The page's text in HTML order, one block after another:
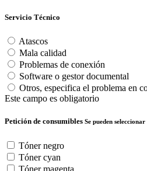
Servicio Técnico
Atascos
Mala calidad
Problemas de conexión
Software o gestor documental
Otros, especifica el problema en
Este campo es obligatorio
Petición de consumibles Se pueden
Tóner negro
Tóner cyan
Tóner magenta